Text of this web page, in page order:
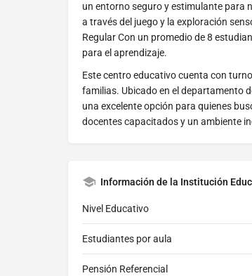
un entorno seguro y estimulante para
a través del juego y la exploración
Regular Con un promedio de 8
para el aprendizaje.
Este centro educativo cuenta con
familias. Ubicado en el departamento
una excelente opción para quienes
docentes capacitados y un ambiente
Información de la Institución
Nivel Educativo
Estudiantes por aula
Pensión Referencial